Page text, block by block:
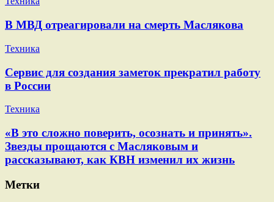
В МВД отреагировали на смерть Маслякова
Техника
Сервис для создания заметок прекратил работу
в России
Техника
«В это сложно поверить, осознать и принять».
Звезды прощаются с Масляковым и
рассказывают, как КВН изменил их жизнь
Метки